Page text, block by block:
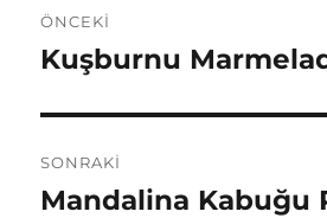
gezinmesi
ÖNCEKI
Önceki
Kuşburnu
SONRAKI
Sonraki
Mandalina Kabuğu